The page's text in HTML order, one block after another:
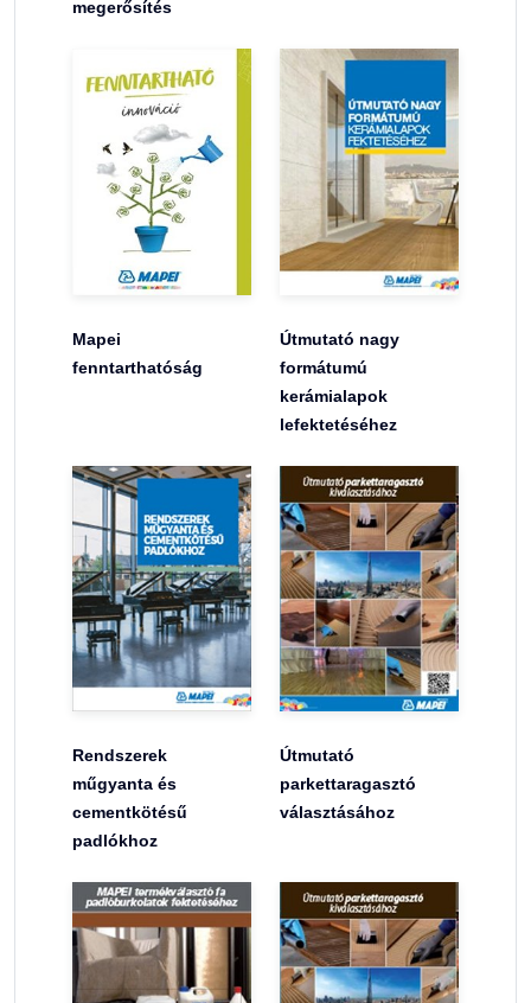
megerősítés
Mapei
fenntarthatóság
Útmutató nagy
formátumú
kerámialapok
lefektetéséhez
Rendszerek
műgyanta és
cementkötésű
padlókhoz
Útmutató
parkettaragasztó
választásához